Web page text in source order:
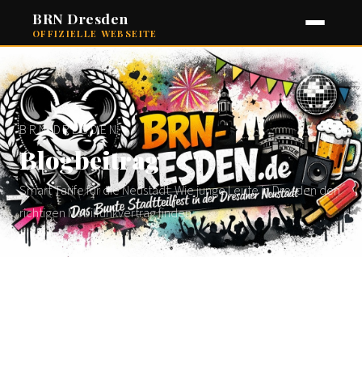
BRN Dresden
OFFIZIELLE WEBSEITE
BRN DRESDEN
Blogbeitrag
Smart Tarife für die Neustadt: Wie junge Leute in Dresden den
richtigen Mobilfunkvertrag finden